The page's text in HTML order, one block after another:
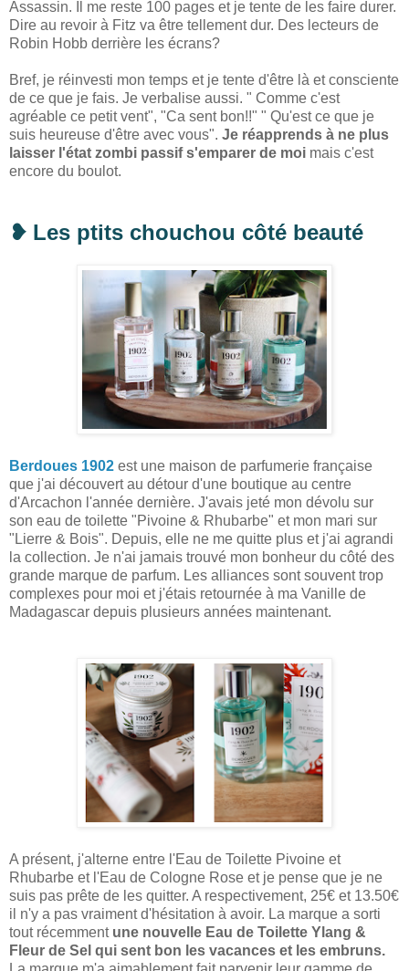
Assassin. Il me reste 100 pages et je tente de les faire durer.
Dire au revoir à Fitz va être tellement dur. Des lecteurs de
Robin Hobb derrière les écrans?
Bref, je réinvesti mon temps et je tente d'être là et consciente
de ce que je fais. Je verbalise aussi. " Comme c'est
agréable ce petit vent", "Ca sent bon!!" " Qu'est ce que je
suis heureuse d'être avec vous". Je réapprends à ne plus
laisser l'état zombi passif s'emparer de moi mais c'est
encore du boulot.
❥ Les ptits chouchou côté beauté
Berdoues 1902 est une maison de parfumerie française
que j'ai découvert au détour d'une boutique au centre
d'Arcachon l'année dernière. J'avais jeté mon dévolu sur
son eau de toilette "Pivoine & Rhubarbe" et mon mari sur
"Lierre & Bois". Depuis, elle ne me quitte plus et j'ai agrandi
la collection. Je n'ai jamais trouvé mon bonheur du côté des
grande marque de parfum. Les alliances sont souvent trop
complexes pour moi et j'étais retournée à ma Vanille de
Madagascar depuis plusieurs années maintenant.
A présent, j'alterne entre l'Eau de Toilette Pivoine et
Rhubarbe et l'Eau de Cologne Rose et je pense que je ne
suis pas prête de les quitter. A respectivement, 25€ et 13.50€
il n'y a pas vraiment d'hésitation à avoir. La marque a sorti
tout récemment une nouvelle Eau de Toilette Ylang &
Fleur de Sel qui sent bon les vacances et les embruns.